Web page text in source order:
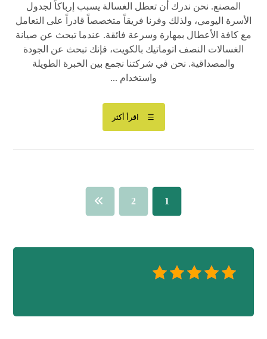
المصنع. نحن ندرك أن تعطل الغسالة يسبب إرباكاً لجدول
الأسرة اليومي، ولذلك وفرنا فريقاً متخصصاً قادراً على التعامل
مع كافة الأعطال بمهارة وسرعة فائقة. عندما تبحث عن صيانة
الغسالات النصف اتوماتيك بالكويت، فإنك تبحث عن الجودة
والمصداقية. نحن في شركتنا نجمع بين الخبرة الطويلة
واستخدام ...
اقرأ أكثر
1
2